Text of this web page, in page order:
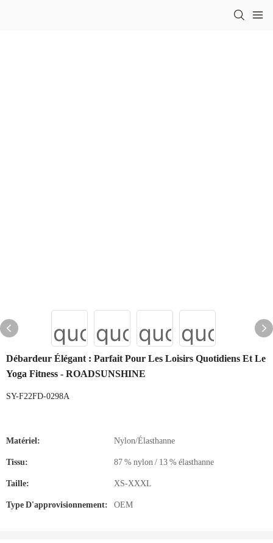
Débardeur Élégant : Parfait Pour Les Loisirs Quotidiens Et Le
Yoga Fitness - ROADSUNSHINE
SY-F22FD-0298A
Matériel: Nylon/Élasthanne
Tissu: 87 % nylon / 13 % élasthanne
Taille: XS-XXXL
Type D'approvisionnement: OEM